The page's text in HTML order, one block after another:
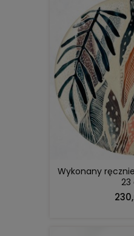
Wykonany
23
DO